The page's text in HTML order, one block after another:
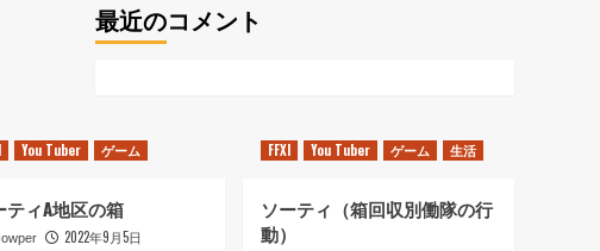
最近のコメント
You Tuber ゲーム
ティA地区の箱
2022年9月5日
FFXI You Tuber ゲーム 生活
ソーティ（箱回収別働隊の行
動）